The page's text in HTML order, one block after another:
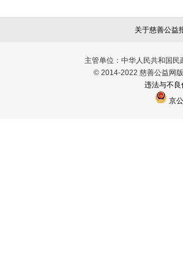
关于慈善公益
主管单位：中华人民共和国
© 2014-2022 慈善公益网
违法与不
京